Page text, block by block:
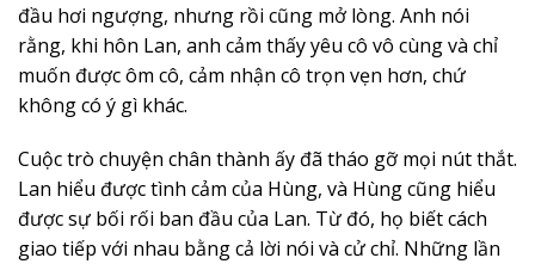
đầu hơi ngượng, nhưng rồi cũng mở lòng. Anh nói
rằng, khi hôn Lan, anh cảm thấy yêu cô vô cùng và chỉ
muốn được ôm cô, cảm nhận cô trọn vẹn hơn, chứ
không có ý gì khác.
Cuộc trò chuyện chân thành ấy đã tháo gỡ mọi nút thắt.
Lan hiểu được tình cảm của Hùng, và Hùng cũng hiểu
được sự bối rối ban đầu của Lan. Từ đó, họ biết cách
giao tiếp với nhau bằng cả lời nói và cử chỉ. Những lần